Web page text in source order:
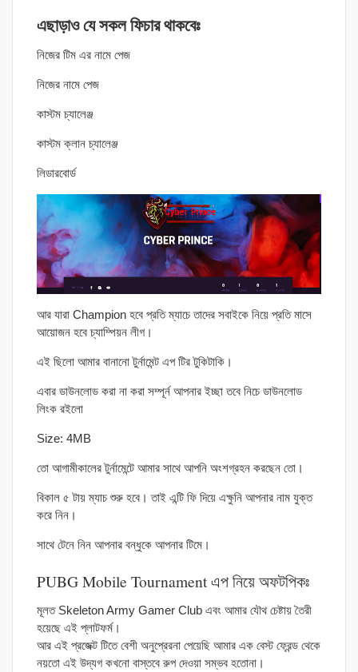
এছাড়াও যে সকল ফিচার থাকবেঃ
নিজের টিম এর নামে পেজ
নিজের নামে পেজ
কাস্টম চ্যালেঞ্জ
কাস্টম ক্লান চ্যালেঞ্জ
লিডারবোর্ড
আর যারা Champion হবে প্রতি ম্যাচে তাদের সবাইকে নিয়ে প্রতি মাসে
আয়োজন হবে চ্যাম্পিয়ন লীগ।
এই ছিলো আমার বানানো টুর্নামেন্ট এপ টির টুকিটাকি।
এবার ডাউনলোড করা না করা সম্পূর্ন আপনার ইচ্ছা তবে নিচে ডাউনলোড
লিংক রইলো
Size: 4MB
তো আগামীকালের টুর্নামেন্টে আমার সাথে আপনি অংশগ্রহন করছেন তো।
বিকাল ৫ টায় ম্যাচ শুরু হবে। তাই এন্টি ফি দিয়ে এক্ষুনি আপনার নাম যুক্ত
করে নিন।
সাথে টেনে নিন আপনার বন্ধুকে আপনার টিমে।
PUBG Mobile Tournament এপ নিয়ে অফটপিকঃ
মূলত Skeleton Army Gamer Club এবং আমার যৌথ চেষ্টায় তৈরী
হয়েছে এই প্লাটফর্ম।
আর এই প্রজেক্ট টিতে বেশী অনুপ্রেরনা পেয়েছি আমার এক বেস্ট ফ্রেন্ড থেকে
নয়তো এই উদ্যগ কখনো বাস্তবে রুপ দেওয়া সম্ভব হতোনা।